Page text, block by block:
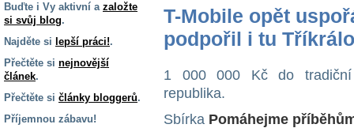
Buďte i Vy aktivní a založte
si svůj blog.
Najděte si lepší práci!.
Přečtěte si nejnovější
článek.
Přečtěte si články bloggerů.
Příjemnou zábavu!
T-Mobile opět
podpořil i tu
1 000 000 Kč do tradiční
republika.
Sbírka Pomáhejme